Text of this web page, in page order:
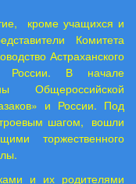
кроме учащихся и
Комитета
Астраханского
России. В начале
Общероссийской
и России. Под
шагом, вошли
торжественного
и их родителями